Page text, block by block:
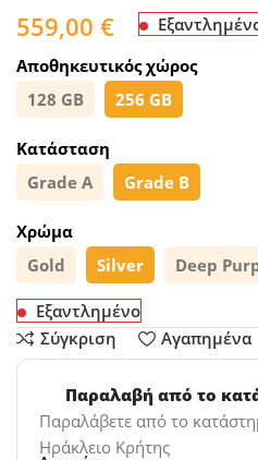
559,00€
Αποθηκευτικός χώρος
128 GB
256 GB
Κατάσταση
Grade A
Grade B
Χρώμα
Gold
Silver Deep
Εξαντλημένο
Σύγκριση
Αγαπημένα
Παραλαβή από το
Παραλάβετε από το
Ηράκλειο Κρήτης